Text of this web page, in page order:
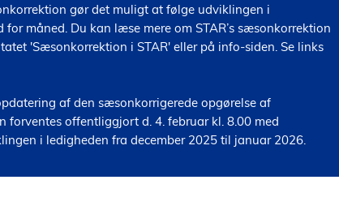
gør det muligt at følge udviklingen i
for måned. Du kan læse mere om STAR’s sæsonkorrektion
'Sæsonkorrektion i STAR' eller på info-siden. Se links
af den sæsonkorrigerede opgørelse af
forventes offentliggjort d. 4. februar kl. 8.00 med
i ledigheden fra december 2025 til januar 2026.